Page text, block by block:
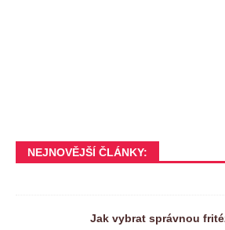
NEJNOVĚJŠÍ ČLÁNKY:
Jak vybrat správnou